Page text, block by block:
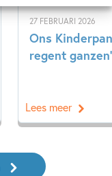
27 FEBRUARI 2026
Ons
regent ganzen’
Lees meer